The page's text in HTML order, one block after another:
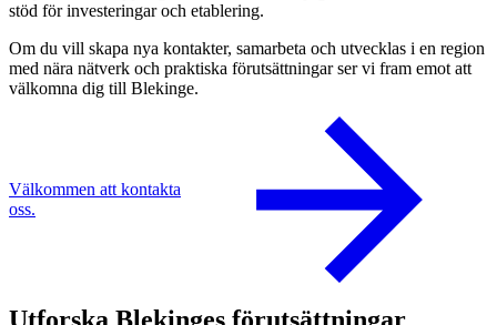
stöd för investeringar och etablering.
Om du vill skapa nya kontakter, samarbeta och utvecklas i en region
med nära nätverk och praktiska förutsättningar ser vi fram emot att
välkomna dig till Blekinge.
Välkommen att kontakta
oss.
Utforska Blekinges förutsättningar